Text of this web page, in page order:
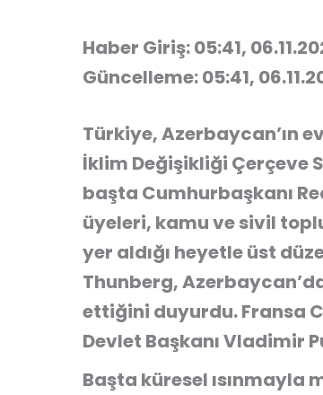
Haber Giriş: 05:41,
Güncelleme: 05:41,
Türkiye, Azerbaycan’ın
İklim Değişikliği Çerçeve
başta Cumhurbaşkanı
üyeleri, kamu ve sivil
yer aldığı heyetle üst
Thunberg,
ettiğini duyurdu. Fransa
Devlet Başkanı Vladimir
Başta küresel ısınmayla